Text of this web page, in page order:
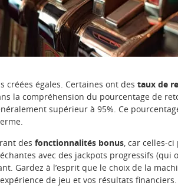
créées égales. Certaines ont des taux de
la compréhension du pourcentage de
supérieur à 95%. Ce
des fonctionnalités bonus, car celles-
avec des jackpots progressifs (qui
Gardez à l’esprit que le choix de la
de jeu et vos résultats financiers.